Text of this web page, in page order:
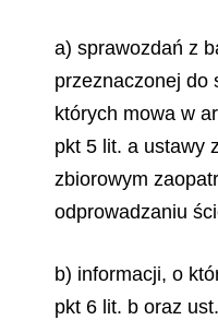
a) sprawozdań z
przeznaczonej do
których mowa w
pkt 5 lit. a ustawy
zbiorowym
odprowadzaniu
b) informacji, o
pkt 6 lit. b oraz